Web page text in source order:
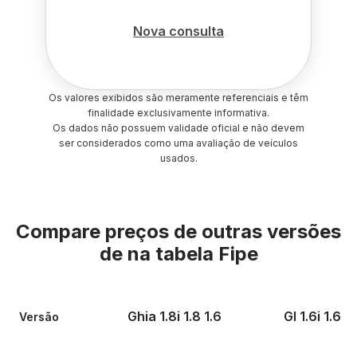
Nova consulta
Os valores exibidos são meramente referenciais e têm
finalidade exclusivamente informativa.
Os dados não possuem validade oficial e não devem
ser considerados como uma avaliação de veículos
usados.
Compare preços de outras versões
de na tabela Fipe
Versão Ghia 1.8i 1.8 1.6 Gl 1.6i 1.6